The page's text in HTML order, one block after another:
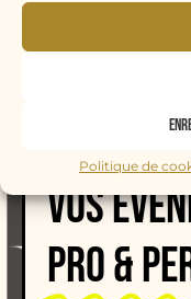
Politique de
VOS
PRO &